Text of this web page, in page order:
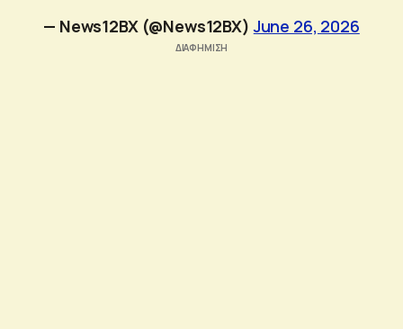
— News12BX (@News12BX)June 26, 2026